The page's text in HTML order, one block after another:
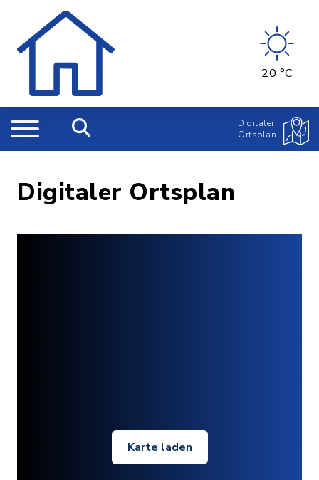
20 °C
Digitaler
Ortsplan
Digitaler Ortsplan
Karte laden